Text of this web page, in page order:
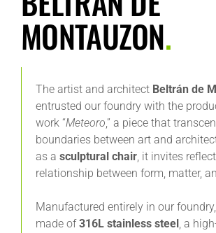
MONTAUZON.
The artist and architect Beltrán de
entrusted our foundry with the
work “Meteoro,” a piece that
boundaries between art and
as a sculptural chair, it invites
relationship between form, matter,
Manufactured entirely in our foundry,
made of316L stainless steel, a